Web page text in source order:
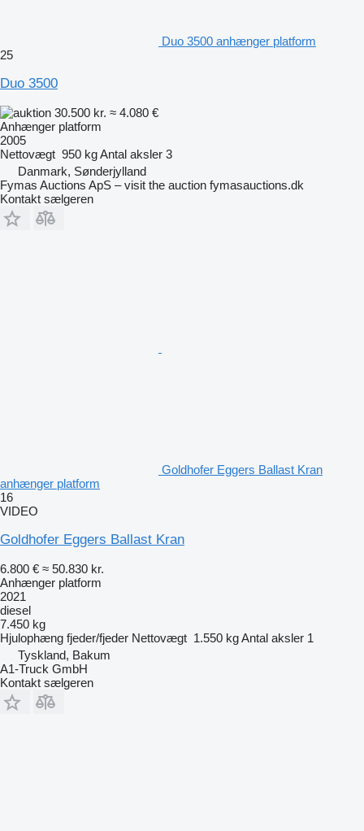
Duo 3500 anhænger platform
25
Duo 3500
30.500 kr. ≈ 4.080 €
Anhænger platform
2005
Nettovægt 950 kgAntal aksler 3
Danmark, Sønderjylland
Fymas Auctions ApS – visit the auction fymasauctions.dk
Kontakt sælgeren
Goldhofer Eggers Ballast Kran
anhænger platform
16
VIDEO
Goldhofer Eggers Ballast Kran
6.800 € ≈ 50.830 kr.
Anhænger platform
2021
diesel
7.450 kg
Hjulophæng fjeder/fjeder Nettovægt 1.550 kgAntal aksler 1
Tyskland, Bakum
A1-Truck GmbH
Kontakt sælgeren